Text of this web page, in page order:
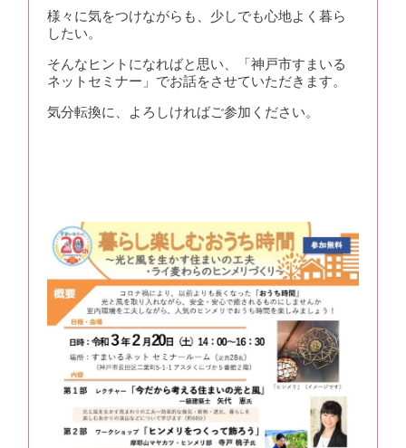
様々に気をつけながらも、少しでも心地よく暮ら
したい。
そんなヒントになればと思い、「神戸市すまいる
ネットセミナー」でお話をさせていただきます。
気分転換に、よろしければご参加ください。